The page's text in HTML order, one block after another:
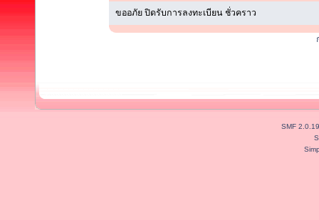
ขออภัย ปิดรับการลงทะเบียน ชั่วคราว
SMF 2.0.19